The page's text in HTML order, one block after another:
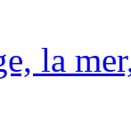
la